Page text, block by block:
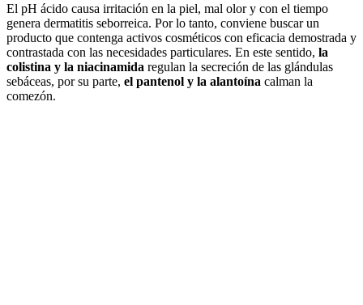
El pH ácido causa irritación en la piel, mal olor y con el tiempo
genera dermatitis seborreica. Por lo tanto, conviene buscar un
producto que contenga activos cosméticos con eficacia demostrada y
contrastada con las necesidades particulares. En este sentido, la
colistina y la niacinamida regulan la secreción de las glándulas
sebáceas, por su parte, el pantenol y la alantoína calman la
comezón.